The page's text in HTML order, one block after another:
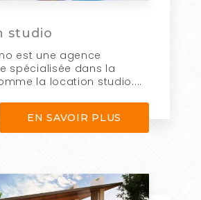
studio
est une agence
spécialisée dans la
la location studio....
EN SAVOIR PLUS